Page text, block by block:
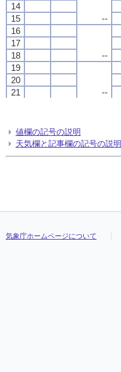
--
14
15
16
--
17
18
19
--
20
21
24
--
14
15
16
--
17
18
19
--
20
21
24
--
14
15
16
--
17
18
19
--
20
21
24
--
14
15
16
--
17
18
19
--
20
21
24
値欄の記号の説明
天気欄と記事欄の記号の説明
気象庁ホームページについて